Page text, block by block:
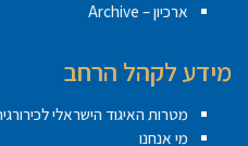
ארכיון – Archive
מידע לקהל הרחב
מטרות האיגוד הישראלי
מי אנחנו